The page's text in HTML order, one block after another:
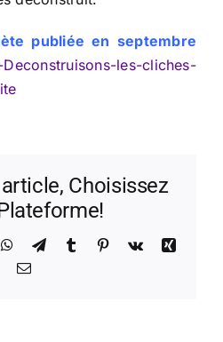
publiée en septembre
Deconstruisons-les-cliches-
Choisissez
WhatsApp
TelegramTumblr Pinterest
Vk
Xing
Email